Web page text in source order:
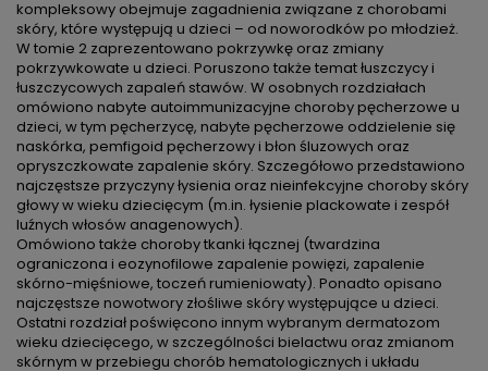
kompleksowy obejmuje zagadnienia związane z chorobami
skóry, które występują u dzieci – od noworodków po młodzież.
W tomie 2 zaprezentowano pokrzywkę oraz zmiany
pokrzywkowate u dzieci. Poruszono także temat łuszczycy i
łuszczycowych zapaleń stawów. W osobnych rozdziałach
omówiono nabyte autoimmunizacyjne choroby pęcherzowe u
dzieci, w tym pęcherzycę, nabyte pęcherzowe oddzielenie się
naskórka, pemfigoid pęcherzowy i błon śluzowych oraz
opryszczkowate zapalenie skóry. Szczegółowo przedstawiono
najczęstsze przyczyny łysienia oraz nieinfekcyjne choroby skóry
głowy w wieku dziecięcym (m.in. łysienie plackowate i zespół
luźnych włosów anagenowych).
Omówiono także choroby tkanki łącznej (twardzina
ograniczona i eozynofilowe zapalenie powięzi, zapalenie
skórno-mięśniowe, toczeń rumieniowaty). Ponadto opisano
najczęstsze nowotwory złośliwe skóry występujące u dzieci.
Ostatni rozdział poświęcono innym wybranym dermatozom
wieku dziecięcego, w szczególności bielactwu oraz zmianom
skórnym w przebiegu chorób hematologicznych i układu